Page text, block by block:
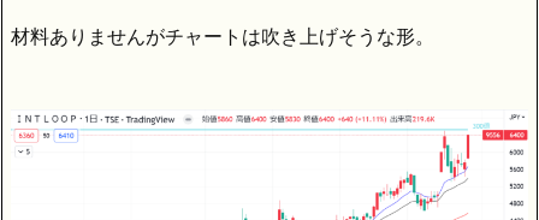
材料ありませんがチャートは吹き上げそうな形。